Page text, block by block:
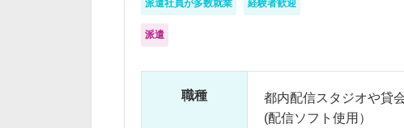
派遣社員が多数就業 経験者歓迎
派遣
職種
都内配信スタジオや貸
(配信ソフト使用）